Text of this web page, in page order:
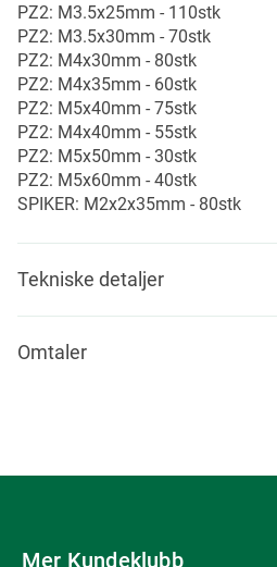
PZ2: M3.5x25mm - 110stk
PZ2: M3.5x30mm - 70stk
PZ2: M4x30mm - 80stk
PZ2: M4x35mm - 60stk
PZ2: M5x40mm - 75stk
PZ2: M4x40mm - 55stk
PZ2: M5x50mm - 30stk
PZ2: M5x60mm - 40stk
SPIKER: M2x2x35mm - 80stk
Tekniske detaljer
Omtaler
Mer Kundeklubb